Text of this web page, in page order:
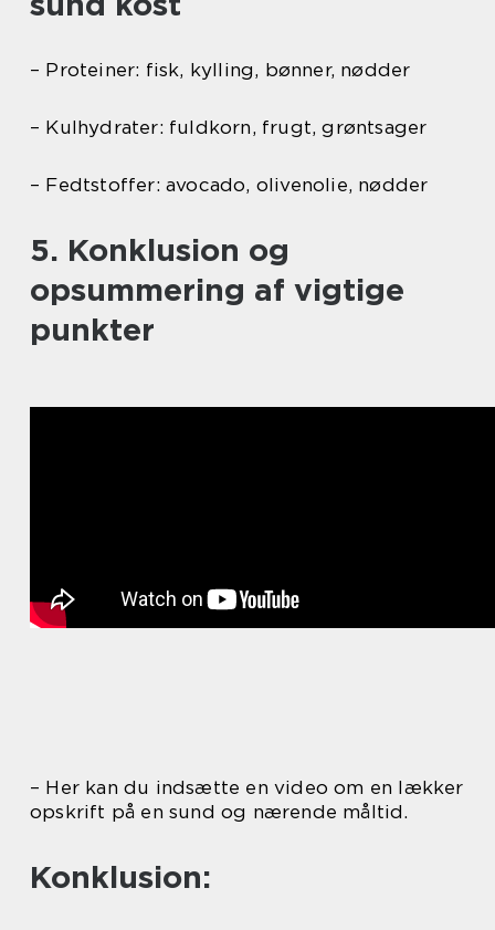
– Proteiner: fisk, kylling, bønner, nødder
– Kulhydrater: fuldkorn, frugt, grøntsager
– Fedtstoffer: avocado, olivenolie, nødder
5. Konklusion og
opsummering af vigtige
punkter
– Her kan du indsætte en video om en lækker
opskrift på en sund og nærende måltid.
Konklusion: